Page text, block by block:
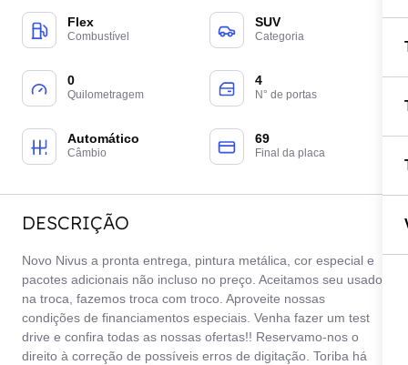
Flex
Combustível
SUV
Categoria
0
Quilometragem
4
N° de portas
Automático
Câmbio
69
Final da placa
DESCRIÇÃO
Novo Nivus a pronta entrega, pintura metálica, cor especial e
pacotes adicionais não incluso no preço. Aceitamos seu usado
na troca, fazemos troca com troco. Aproveite nossas
condições de financiamentos especiais. Venha fazer um test
drive e confira todas as nossas ofertas!! Reservamo-nos o
direito à correção de possíveis erros de digitação. Toriba há